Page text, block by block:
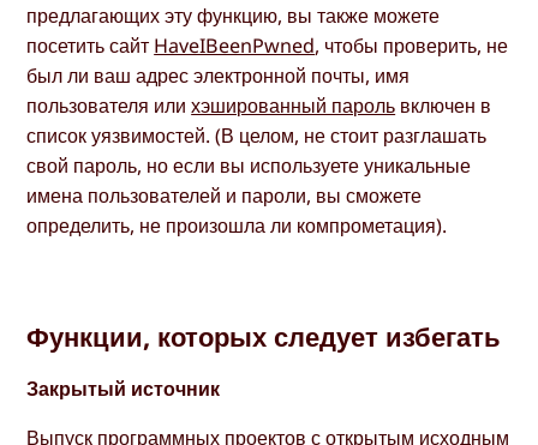
предлагающих эту функцию, вы также можете
посетить сайт HaveIBeenPwned, чтобы проверить, не
был ли ваш адрес электронной почты, имя
пользователя илихэшированный пароль включен в
список уязвимостей. (В целом, не стоит разглашать
свой пароль, но если вы используете уникальные
имена пользователей и пароли, вы сможете
определить, не произошла ли компрометация).
Функции, которых следует избегать
Закрытый источник
Выпуск программных проектов с открытым исходным